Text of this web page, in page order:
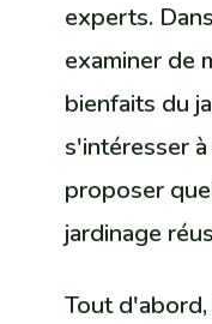
experts.
examiner de
bienfaits du
s'intéresser
proposer
jardinage
Tout